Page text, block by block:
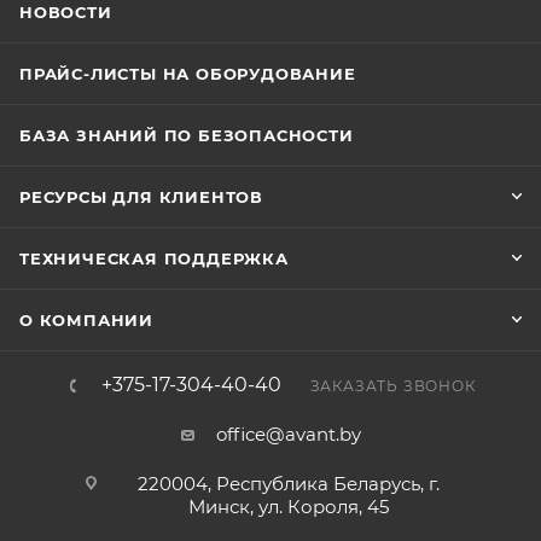
НОВОСТИ
ПРАЙС-ЛИСТЫ НА ОБОРУДОВАНИЕ
БАЗА ЗНАНИЙ ПО БЕЗОПАСНОСТИ
РЕСУРСЫ ДЛЯ КЛИЕНТОВ
ТЕХНИЧЕСКАЯ ПОДДЕРЖКА
О КОМПАНИИ
+375-17-304-40-40 ЗАКАЗАТЬ ЗВОНОК
office@avant.by
220004, Республика Беларусь, г.
Минск, ул. Короля, 45